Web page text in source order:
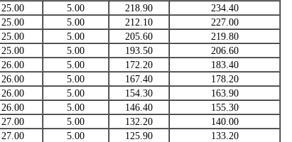
25.00 5.00 218.90
234.40
25.00 5.00 212.10
227.00
25.00 5.00 205.60
219.80
25.00 5.00 193.50
206.60
26.00 5.00 172.20
183.40
26.00 5.00 167.40
178.20
26.00 5.00 154.30
163.90
26.00 5.00 146.40
155.30
27.00 5.00 132.20
140.00
27.00 5.00 125.90
133.20